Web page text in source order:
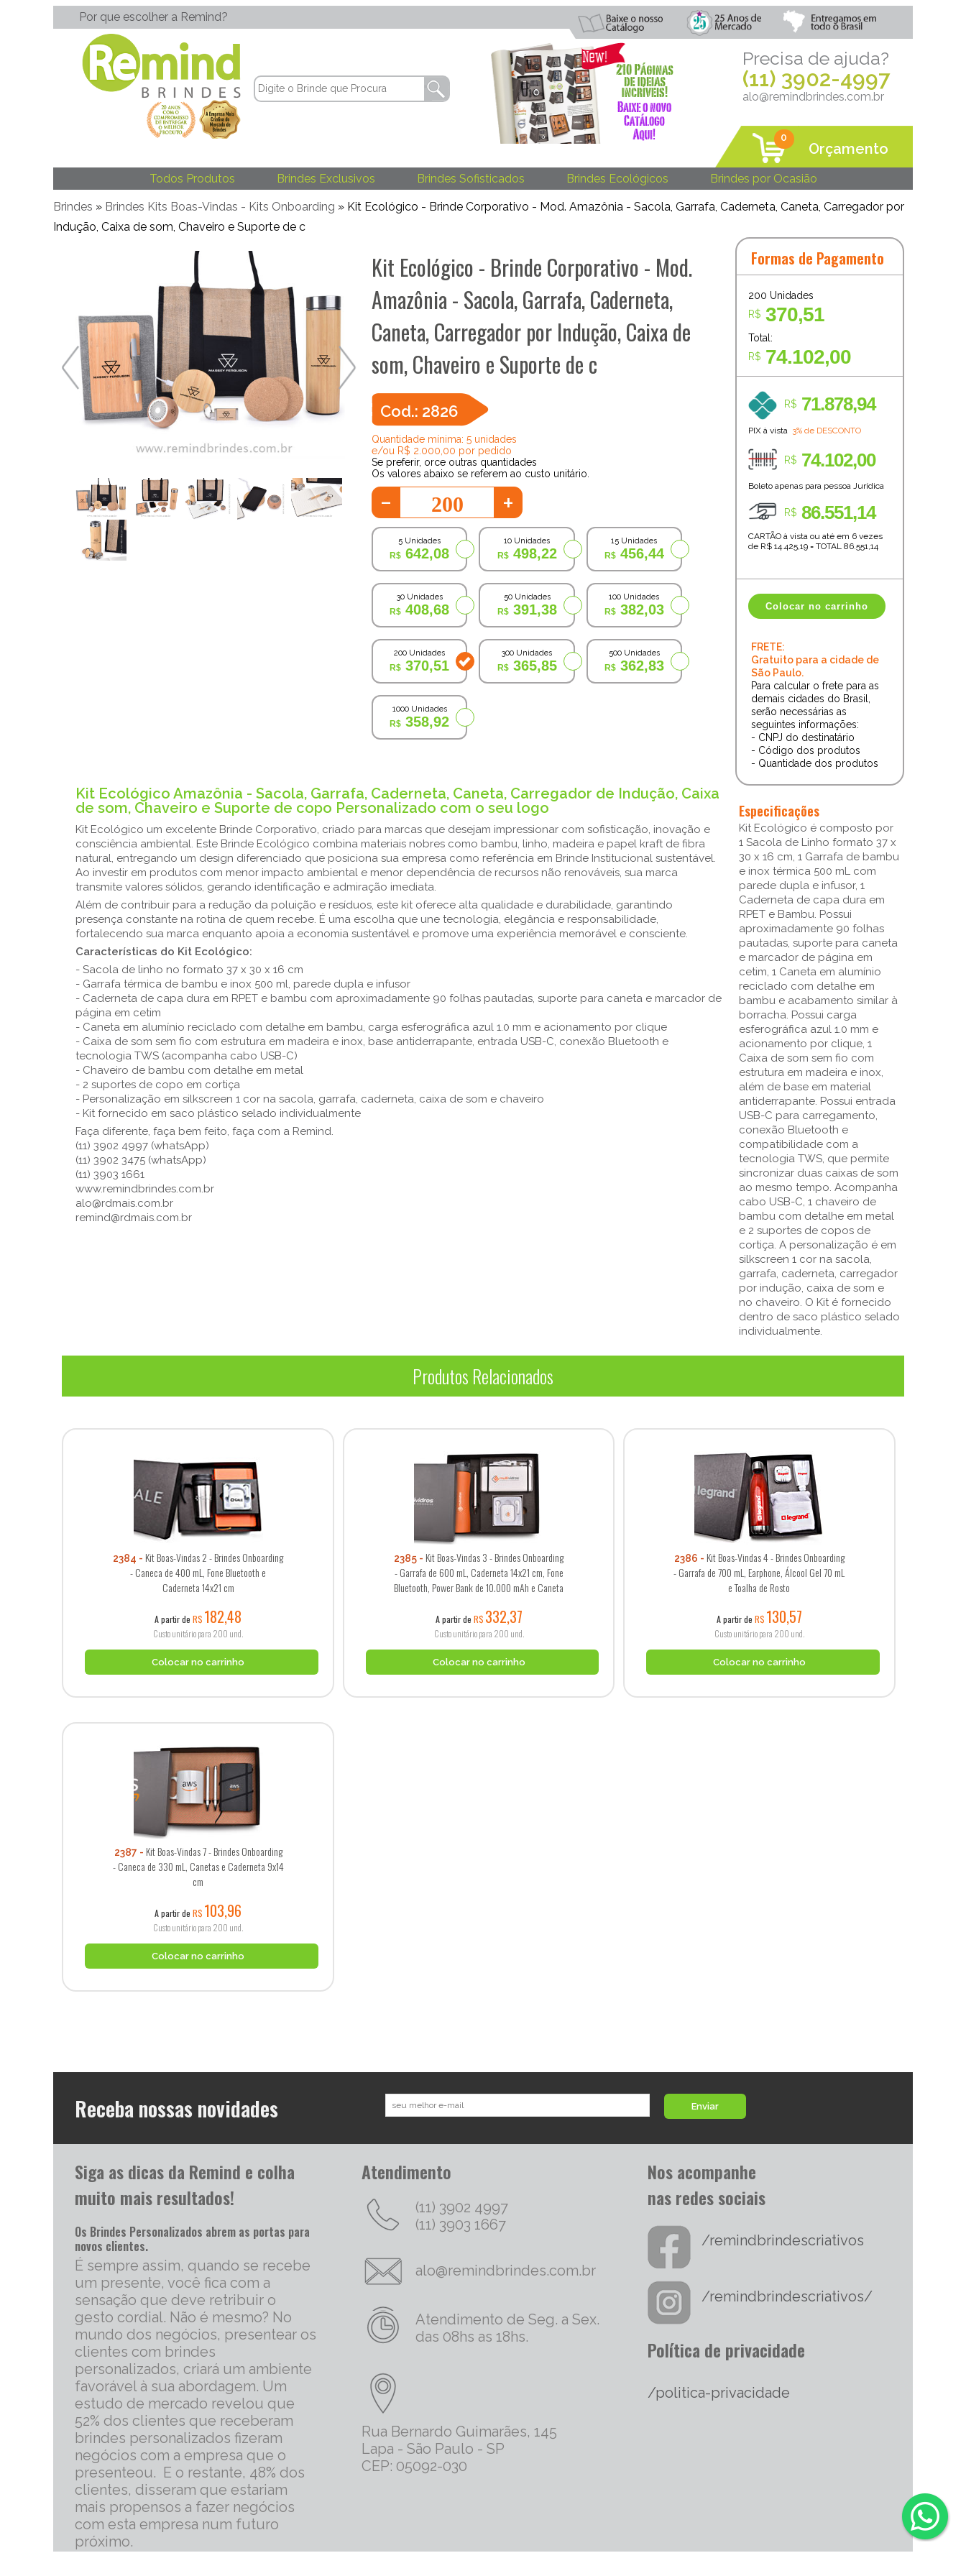
Por que escolher a Remind?
Precisa de ajuda?
(11) 3902-4997
alo@remindbrindes.com.br
0
Orçamento
Todos Produtos Brindes Exclusivos Brindes Sofisticados Brindes Ecológicos Brindes por Ocasião
Brindes » Brindes Kits Boas-Vindas - Kits Onboarding » Kit Ecológico - Brinde Corporativo - Mod. Amazônia - Sacola, Garrafa, Caderneta, Caneta, Carregador por
Indução, Caixa de som, Chaveiro e Suporte de c
Kit Ecológico - Brinde Corporativo - Mod.
Amazônia - Sacola, Garrafa, Caderneta,
Caneta, Carregador por Indução, Caixa de
som, Chaveiro e Suporte de c
Cod.: 2826
Quantidade mínima: 5 unidades
e/ou R$ 2.000,00 por pedido
Se preferir, orce outras quantidades
Os valores abaixo se referem ao custo unitário.
- +
5 Unidades
642,08
10 Unidades
498,22
15 Unidades
456,44
30 Unidades
408,68
50 Unidades
391,38
100 Unidades
382,03
200 Unidades
370,51
300 Unidades
365,85
500 Unidades
362,83
1000 Unidades
358,92
Kit Ecológico Amazônia - Sacola, Garrafa, Caderneta, Caneta, Carregador de Indução, Caixa
de som, Chaveiro e Suporte de copo Personalizado com o seu logo
Kit Ecológico um excelente Brinde Corporativo, criado para marcas que desejam impressionar com sofisticação, inovação e
consciência ambiental. Este Brinde Ecológico combina materiais nobres como bambu, linho, madeira e papel kraft de fibra
natural, entregando um design diferenciado que posiciona sua empresa como referência em Brinde Institucional sustentável.
Ao investir em produtos com menor impacto ambiental e menor dependência de recursos não renováveis, sua marca
transmite valores sólidos, gerando identificação e admiração imediata.
Além de contribuir para a redução da poluição e resíduos, este kit oferece alta qualidade e durabilidade, garantindo
presença constante na rotina de quem recebe. É uma escolha que une tecnologia, elegância e responsabilidade,
fortalecendo sua marca enquanto apoia a economia sustentável e promove uma experiência memorável e consciente.
Características do Kit Ecológico:
- Sacola de linho no formato 37 x 30 x 16 cm
- Garrafa térmica de bambu e inox 500 ml, parede dupla e infusor
- Caderneta de capa dura em RPET e bambu com aproximadamente 90 folhas pautadas, suporte para caneta e marcador de
página em cetim
- Caneta em alumínio reciclado com detalhe em bambu, carga esferográfica azul 1.0 mm e acionamento por clique
- Caixa de som sem fio com estrutura em madeira e inox, base antiderrapante, entrada USB-C, conexão Bluetooth e
tecnologia TWS (acompanha cabo USB-C)
- Chaveiro de bambu com detalhe em metal
- 2 suportes de copo em cortiça
- Personalização em silkscreen 1 cor na sacola, garrafa, caderneta, caixa de som e chaveiro
- Kit fornecido em saco plástico selado individualmente
Faça diferente, faça bem feito, faça com a Remind.
(11) 3902 4997 (whatsApp)
(11) 3902 3475 (whatsApp)
(11) 3903 1661
www.remindbrindes.com.br
alo@rdmais.com.br
remind@rdmais.com.br
Formas de Pagamento
200 Unidades
R$ 370,51
Total:
R$ 74.102,00
R$ 71.878,94
PIX à vista 3% de DESCONTO
R$ 74.102,00
Boleto apenas para pessoa Jurídica
R$ 86.551,14
CARTÃO à vista ou até em 6 vezes
de R$14.425,19 =TOTAL86.551,14
Colocar no carrinho
FRETE:
Gratuito para a cidade de
São Paulo.
Para calcular o frete para as
demais cidades do Brasil,
serão necessárias as
seguintes informações:
- CNPJ do destinatário
- Código dos produtos
- Quantidade dos produtos
Especificações
Kit Ecológico é composto por
1 Sacola de Linho formato 37 x
30 x 16 cm, 1 Garrafa de bambu
e inox térmica 500 mL com
parede dupla e infusor, 1
Caderneta de capa dura em
RPET e Bambu. Possui
aproximadamente 90 folhas
pautadas, suporte para caneta
e marcador de página em
cetim, 1 Caneta em alumínio
reciclado com detalhe em
bambu e acabamento similar à
borracha. Possui carga
esferográfica azul 1.0 mm e
acionamento por clique, 1
Caixa de som sem fio com
estrutura em madeira e inox,
além de base em material
antiderrapante. Possui entrada
USB-C para carregamento,
conexão Bluetooth e
compatibilidade com a
tecnologia TWS, que permite
sincronizar duas caixas de som
ao mesmo tempo. Acompanha
cabo USB-C, 1 chaveiro de
bambu com detalhe em metal
e 2 suportes de copos de
cortiça. A personalização é em
silkscreen 1 cor na sacola,
garrafa, caderneta, carregador
por indução, caixa de som e
no chaveiro. O Kit é fornecido
dentro de saco plástico selado
individualmente.
Produtos Relacionados
2384
Kit Boas-Vindas 2 - Brindes Onboarding
- Caneca de 400 mL, Fone Bluetooth e
Caderneta 14x21 cm
A partir deR$ 182,48
Custo unitário para 200 und.
Colocar no carrinho
2385
Kit Boas-Vindas 3 - Brindes Onboarding
- Garrafa de 600 mL, Caderneta 14x21 cm, Fone
Bluetooth, Power Bank de 10.000 mAh e Caneta
A partir de R$ 332,37
Custo unitário para 200 und.
Colocar no carrinho
2386
Kit Boas-Vindas 4 - Brindes Onboarding
- Garrafa de 700 mL, Earphone, Álcool Gel 70 mL
e Toalha de Rosto
A partir de R$ 130,57
Custo unitário para 200 und.
Colocar no carrinho
2387
Kit Boas-Vindas 7 - Brindes Onboarding
- Caneca de 330 mL, Canetas e Caderneta 9x14
cm
A partir deR$ 103,96
Custo unitário para 200 und.
Colocar no carrinho
Receba nossas novidades Enviar
Siga as dicas da Remind e colha
muito mais resultados!
Os Brindes Personalizados abrem as portas para
novos clientes.
É sempre assim, quando se recebe
um presente, você fica com a
sensação que deve retribuir o
gesto cordial. Não é mesmo? No
mundo dos negócios, presentear os
clientes com brindes
personalizados, criará um ambiente
favorável à sua abordagem. Um
estudo de mercado revelou que
52% dos clientes que receberam
brindes personalizados fizeram
negócios com a empresa que o
presenteou. E o restante, 48% dos
clientes, disseram que estariam
mais propensos a fazer negócios
com esta empresa num futuro
próximo.
Atendimento
(11) 3902 4997
(11) 3903 1667
alo@remindbrindes.com.br
Atendimento de Seg. a Sex.
das 08hs as 18hs.
Rua Bernardo Guimarães, 145
Lapa - São Paulo - SP
CEP: 05092-030
Nos acompanhe
nas redes sociais
/remindbrindescriativos
/remindbrindescriativos/
Política de privacidade
/politica-privacidade